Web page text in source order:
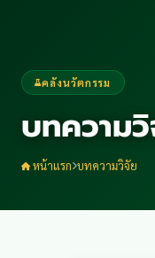
คลังนวัตกรรม
บทความ
หน้าแรก บทความวิจัย